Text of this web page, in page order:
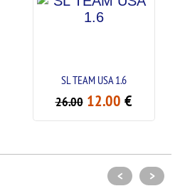
SL TEAM USA 1.6
26.00 12.00 €
< >